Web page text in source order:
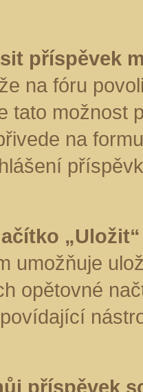
příspěvek
na fóru
tato možnost
na
umožňuje
opětovné
příspěvek